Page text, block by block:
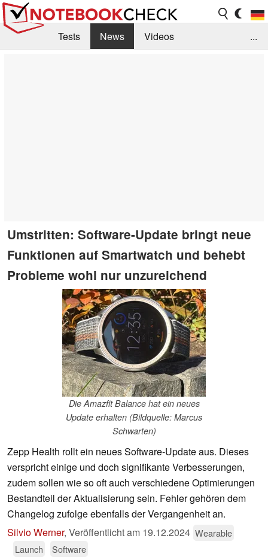
Tests News
Videos
...
Umstritten: Software-Update bringt neue
Funktionen auf Smartwatch und behebt
Probleme wohl nur unzureichend
Die Amazfit Balance hat ein neues
Update erhalten (Bildquelle: Marcus
Schwarten)
Zepp Health rollt ein neues Software-Update aus. Dieses
verspricht einige und doch signifikante Verbesserungen,
zudem sollen wie so oft auch verschiedene Optimierungen
Bestandteil der Aktualisierung sein. Fehler gehören dem
Changelog zufolge ebenfalls der Vergangenheit an.
Silvio Werner, Veröffentlicht am 19.12.2024 Wearable
Launch
Software